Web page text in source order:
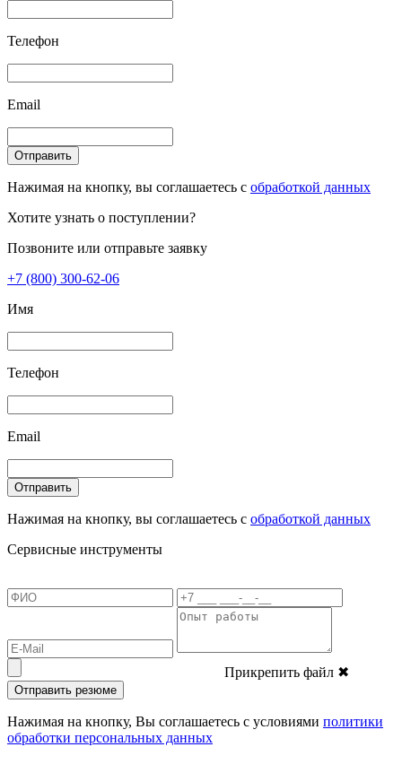
Телефон
Email
Отправить
Нажимая на кнопку, вы соглашаетесь с обработкой данных
Хотите узнать о поступлении?
Позвоните или отправьте заявку
+7 (800) 300-62-06
Имя
Телефон
Email
Отправить
Нажимая на кнопку, вы соглашаетесь с обработкой данных
Сервисные инструменты
Прикрепить файл ✖
Отправить резюме
Нажимая на кнопку, Вы соглашаетесь с условиями политики
обработки персональных данных